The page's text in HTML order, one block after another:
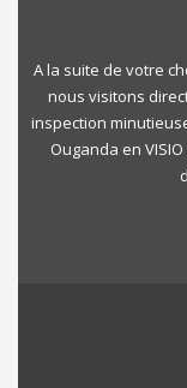
A la suite de votre
nous visitons
inspection
Ouganda en